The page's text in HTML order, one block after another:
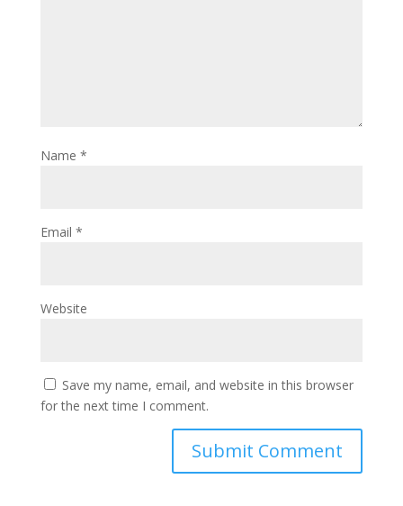
Name *
Email *
Website
Save my name, email, and website in this browser
for the next time I comment.